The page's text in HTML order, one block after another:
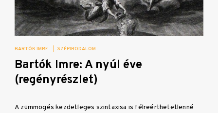
BARTÓK IMRE SZÉPIRODALOM
Bartók Imre: A nyúl éve
(regényrészlet)
A zümmögés kezdetleges szintaxisa is félreérthetetlenné